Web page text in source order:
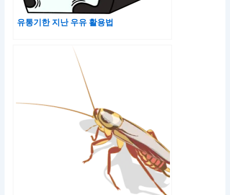
유통기한 지난 우유 활용법